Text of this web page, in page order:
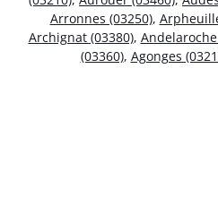
Arronnes (03250),
Archignat (03380),
(03360), Agonges